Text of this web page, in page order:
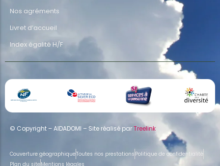
Nos agréments
Livret d’accueil
Index égalité H/F
© Copyright – AIDADOMI – Site réalisé parTreelink
Couverture géographiqueToutes nos prestations Politique de confidentialité
Plan du siteMentions légales